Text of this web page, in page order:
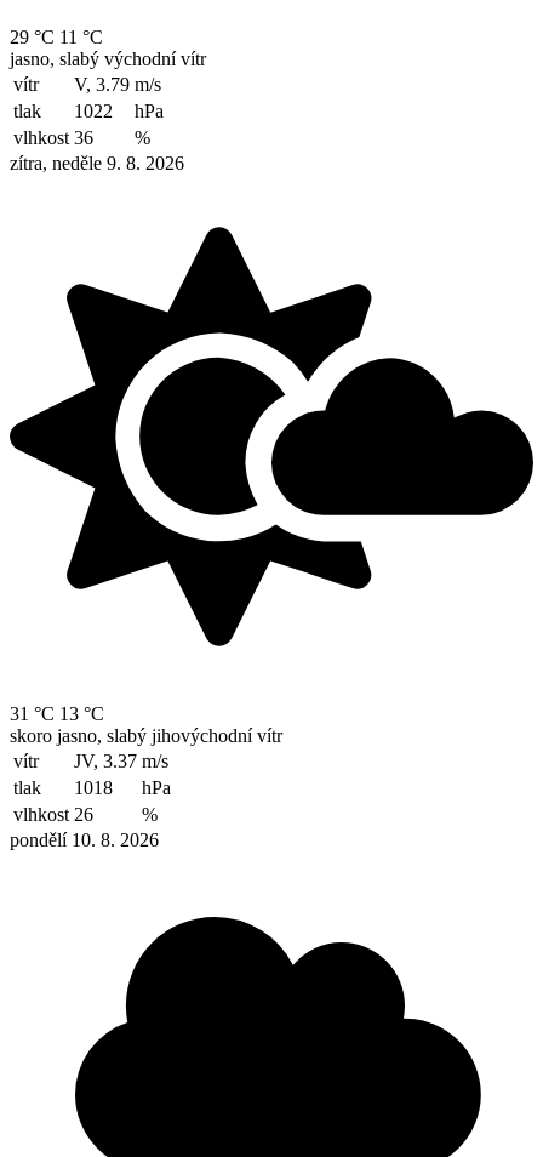
29 °C 11 °C
jasno, slabý východní vítr
vítr
V, 3.79 m/s
tlak
1022
hPa
vlhkost 36
%
zítra, neděle 9. 8. 2026
31 °C 13 °C
skoro jasno, slabý jihovýchodní vítr
vítr
JV, 3.37 m/s
tlak
1018
hPa
vlhkost 26
%
pondělí 10. 8. 2026